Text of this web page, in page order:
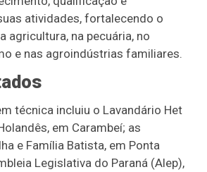
atividades, fortalecendo o
agricultura, na pecuária, no
e nas agroindústrias familiares.
técnica incluiu o Lavandário Het
em Carambeí; as
e Família Batista, em Ponta
Legislativa do Paraná (Alep),